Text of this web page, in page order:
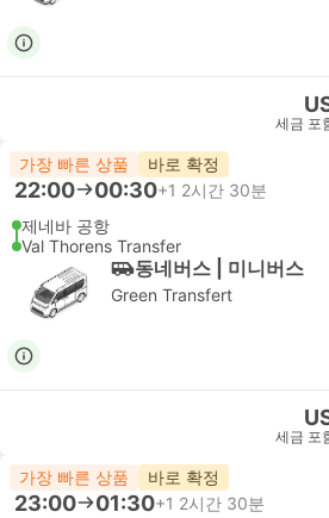
세금 포
가장 빠른 상품 바로 확정
22:00 00:30+1 2시간 30분
제네바 공항
Val Thorens Transfer
동네버스 | 미니버스
Green Transfert
세금 포
가장 빠른 상품 바로 확정
23:00 01:30+1 2시간 30분